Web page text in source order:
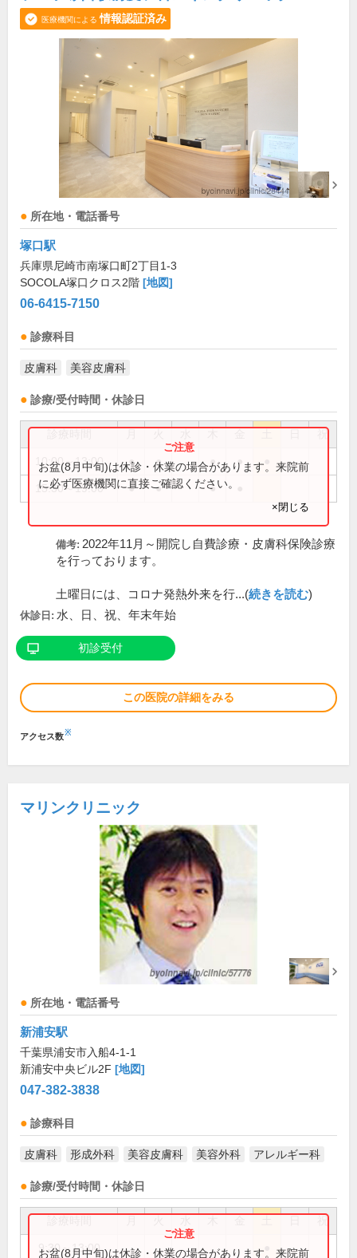
医療機関による 情報認証済み
所在地・電話番号
塚口駅
兵庫県尼崎市南塚口町2丁目1-3
SOCOLA塚口クロス2階 [地図]
06-6415-7150
診療科目
皮膚科 美容皮膚科
診療/受付時間・休診日
祝
10:00～13:00 ● ● ● ●
15:30～19:00 ● ● ●
お盆(8月中旬)は休診・休業の場合があります。来院前
に必ず医療機関に直接ご確認ください。
×閉じる
備考: 2022年11月～開院し自費診療・皮膚科保険診療
を行っております。
土曜日には、コロナ発熱外来を行...(続きを読む)
休診日: 水、日、祝、年末年始
初診受付
この医院の詳細をみる
アクセス数※
マリンクリニック
所在地・電話番号
新浦安駅
千葉県浦安市入船4-1-1
新浦安中央ビル2F [地図]
047-382-3838
診療科目
皮膚科 形成外科 美容皮膚科 美容外科 アレルギー科
診療/受付時間・休診日
祝
9:30～13:00
お盆(8月中旬)は休診・休業の場合があります。来院前